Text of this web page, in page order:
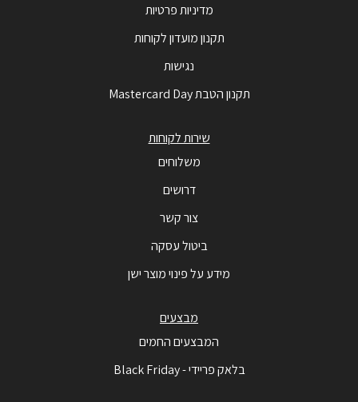
מדיניות פרטיות
תקנון מועדון לקוחות
נגישות
תקנון הטבת Mastercard Day
שירות לקוחות
משלוחים
דרושים
צור קשר
ביטול עסקה
מידע על פינוי מוצר ישן
מבצעים
המבצעים החמים
בלאק פריידי - Black Friday